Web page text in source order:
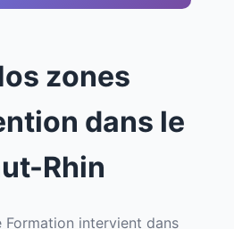
zones
dans le
Rhin
Formation intervient dans